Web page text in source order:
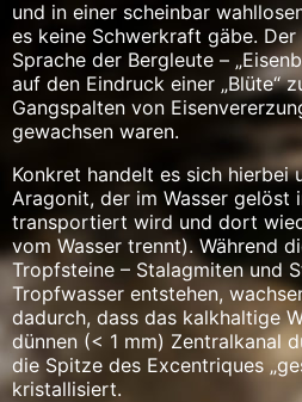
und in einer scheinbar
es keine Schwerkraft gäbe.
Sprache der Bergleute –
auf den Eindruck einer „Blüte“
Gangspalten von
gewachsen waren.
Konkret handelt es sich hierbei
Aragonit, der im Wasser gelöst
transportiert wird und dort
vom Wasser trennt). Während
Tropfsteine – Stalagmiten und
Tropfwasser entstehen,
dadurch, dass das kalkhaltige
dünnen (< 1 mm) Zentralkanal
die Spitze des Excentriques
kristallisiert.